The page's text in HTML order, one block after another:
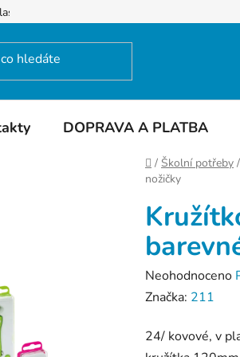
se zpracováním osobních údajů
DOPRAVA A PLATBA
Domů
/ Školní potřeby /
nožičky
Průměrné
hodnocení
je
Neohodnoceno
Značka: 211
24/ kovové, v